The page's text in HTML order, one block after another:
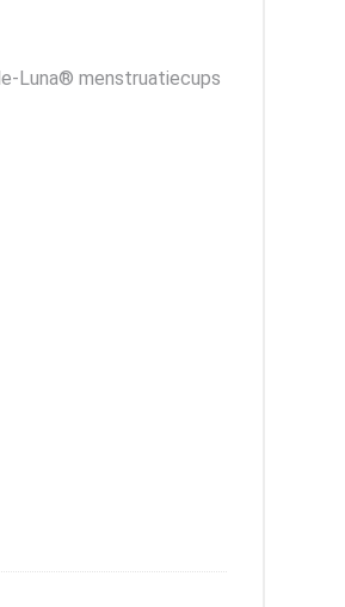
Luna® menstruatiecups